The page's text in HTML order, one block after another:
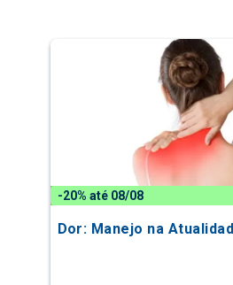
-20% até 08/08
Dor: Manejo na